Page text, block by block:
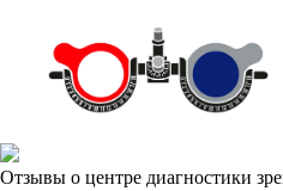
Отзывы о центре диагностики